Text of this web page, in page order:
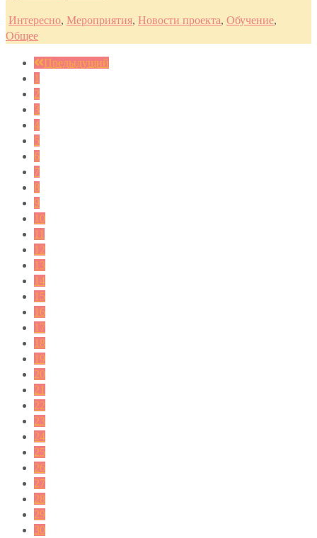
Интересно, Мероприятия, Новости проекта, Обучение,
Общее
Предыдущий
1
2
3
4
5
6
7
8
9
10
11
12
13
14
15
16
17
18
19
20
21
22
23
24
25
26
27
28
29
30